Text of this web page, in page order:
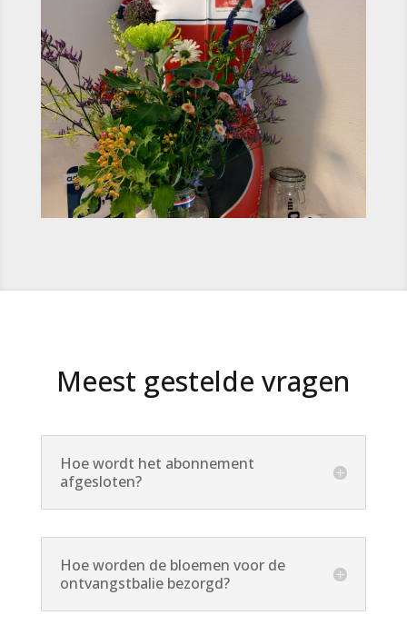
Meest gestelde vragen
Hoe wordt het abonnement
afgesloten?
Hoe worden de bloemen voor de
ontvangstbalie bezorgd?